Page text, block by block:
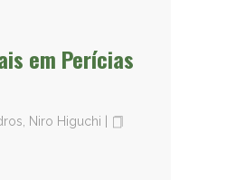
em Perícias
Niro Higuchi